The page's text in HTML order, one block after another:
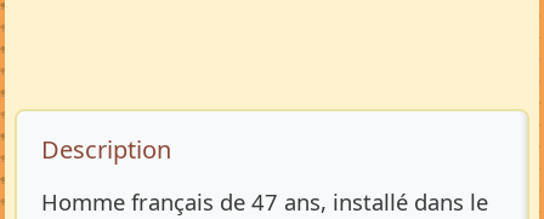
Description de l’annonce
Description
Homme français de 47 ans, installé dans le